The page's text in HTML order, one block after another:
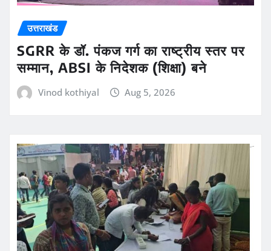
उत्तराखंड
SGRR के डॉ. पंकज गर्ग का राष्ट्रीय स्तर पर
सम्मान, ABSI के निदेशक (शिक्षा) बने
Vinod kothiyal Aug 5, 2026